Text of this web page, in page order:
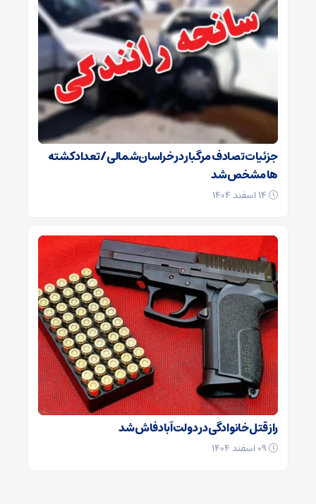
جزئیات تصادف مرگبار در خراسان‌شمالی/ تعداد کشته
ها مشخص شد
راز قتل خانوادگی در دولت‌آباد فاش شد